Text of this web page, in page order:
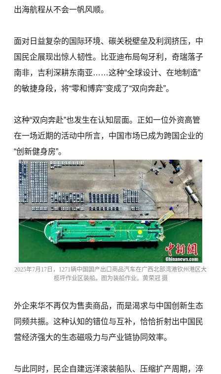
出海航程从不会一帆风顺。
面对日益复杂的国际环境、碳关税壁垒及利润挤压，中
国民企展现出惊人韧性。比亚迪布局匈牙利，奇瑞落子
南非，吉利深耕东南亚……这种“全球设计、在地制造”
的敏捷身段，将“零和博弈”变成了“双向奔赴”。
这种“双向奔赴”也发生在认知层面。正如一位外资高管
在一场近期的活动中所言，中国市场已成为跨国企业的
“创新健身房”。
2025年7月17日，1271辆中国国产出口商品汽车在广西北部湾港钦州港区大
榄坪作业区装船。图为装船作业。黄荣冠 摄
外企来华不再仅为售卖商品，而是渴求与中国创新生态
同频共振。这种认知的错位与互补，恰恰折射出中国民
营经济强大的生态磁吸力与产业链协同效率。
与此同时，民企自建远洋滚装船队、压缩扩产周期，淬